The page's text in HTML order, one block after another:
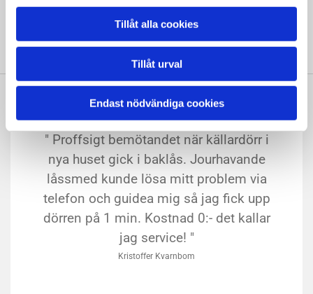
Tillåt alla cookies
Tillåt urval
Endast nödvändiga cookies
" Proffsigt bemötandet när källardörr i
nya huset gick i baklås. Jourhavande
låssmed kunde lösa mitt problem via
telefon och guidea mig så jag fick upp
dörren på 1 min. Kostnad 0:- det kallar
jag service! "
Kristoffer Kvarnbom